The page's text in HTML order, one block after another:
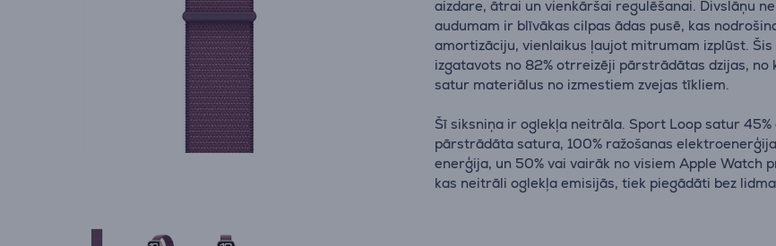
aizdare, ātrai un vienkāršai regulēšanai. Divslāņu
audumam ir blīvākas cilpas ādas pusē, kas
amortizāciju, vienlaikus ļaujot mitrumam izplūst.
izgatavots no 82% otrreizēji pārstrādātas dzijas, no
satur materiālus no izmestiem zvejas tīkliem.
Šī siksniņa ir oglekļa neitrāla. Sport Loop satur
pārstrādāta satura, 100% ražošanas
enerģija, un 50% vai vairāk no visiem Apple Watch
kas neitrāli oglekļa emisijās, tiek piegādāti bez